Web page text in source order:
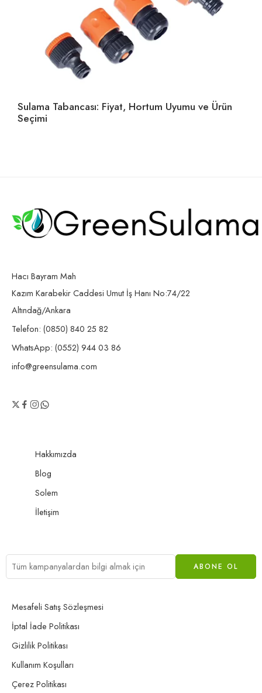
Sulama Tabancası: Fiyat, Hortum Uyumu ve Ürün
Seçimi
Hacı Bayram Mah
Kazım Karabekir Caddesi Umut İş Hanı No:74/22
Altındağ/Ankara
Telefon: (0850) 840 25 82
WhatsApp: (0552) 944 03 86
info@greensulama.com
Hakkımızda
Blog
Solem
İletişim
Mesafeli Satış Sözleşmesi
İptal İade Politikası
Gizlilik Politikası
Kullanım Koşulları
Çerez Politikası